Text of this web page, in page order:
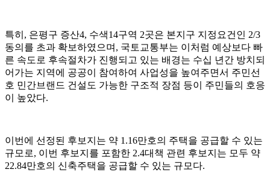
특히 , 은평구 증산4, 수색14구역 2곳은 본지구 지정요건인 2/3
동의를 초과 확보하였으며 , 국토교통부는 이처럼 예상보다 빠
른 속도로 후속절차가 진행되고 있는 배경는 수십 년간 방치되
어가는 지역에 공공이 참여하여 사업성을 높여주면서 주민선
호 민간브랜드 건설도 가능한 구조적 장점 등이 주민들의 호응
이 높았다.
이번에 선정된 후보지는 약 1.16만호의 주택을 공급할 수 있는
규모로, 이번 후보지를 포함한 2.4대책 관련 후보지는 모두 약
22.84만호의 신축주택을 공급할 수 있는 규모다.